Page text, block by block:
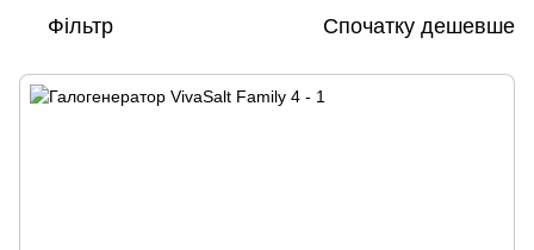
Фільтр Спочатку дешевше